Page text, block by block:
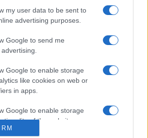
my user data to be sent to
advertising purposes.
Google to send me
Google to enable storage
like cookies on web or
in apps.
Google to enable storage
of the website or app.
felső-magyarországi főkapitány
négynapi ágyúzással az északi fal
emiatt Bebek György
felesége, Patócsy Zsófia - szabad
a várat föladni kényszerült. A 17.
váltották a vártulajdonosok. Szádvár
ban döntöttek Bécsben, jelenleg pedig -
alapterületű magyarországi várként -